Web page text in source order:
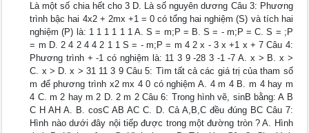
Là một số chia hết cho 3 D. Là số nguyên dương Câu 3: Phương
trình bậc hai 4x2 + 2mx +1 = 0 có tổng hai nghiệm (S) và tích hai
nghiệm (P) là: 1 1 1 1 1 1 A. S = m;P = B. S = - m;P = C. S = ;P
= m D. 2 4 2 4 4 2 1 1 S = - m;P = m 4 2 x - 3 x +1 x + 7 Câu 4:
Phương trình + -1 có nghiệm là: 11 3 9 -28 3 -1 -7 A. x > B. x >
C. x > D. x > 31 11 3 9 Câu 5: Tìm tất cả các giá trị của tham số
m để phương trình x2 mx 4 0 có nghiệm A. 4 m 4 B. m 4 hay m
4 C. m 2 hay m 2 D. 2 m 2 Câu 6: Trong hình vẽ, sinB bằng: A B
C H AH A. B. cosC AB AC C. D. Cả A,B,C đều đúng BC Câu 7:
Hình nào dưới đây nội tiếp được trong một đường tròn ? A. Hình